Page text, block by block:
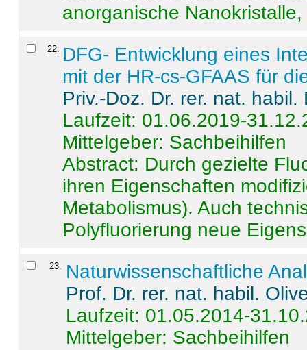
anorganische
22
DFG- Entwicklung eines
mit der HR-cs-GFAAS für
Priv.-Doz. Dr. rer. nat.
Laufzeit: 01.06.2019-
Mittelgeber: Sachbeihilfen
Abstract: Durch gezielte
ihren Eigenschaften
Metabolismus). Auch
Polyfluorierung neue
23. Naturwissenschaftliche
Prof. Dr. rer. nat. habil.
Laufzeit: 01.05.2014-
Mittelgeber: Sachbeihilfen